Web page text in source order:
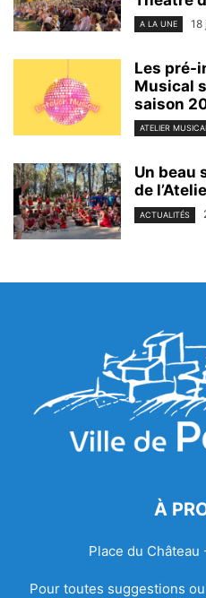
A LA UNE 18
Les pré-
Musical
saison
ATELIER
Un beau
de
ACTUALITÉS
À
Place du Château
Pour toutes suggestions